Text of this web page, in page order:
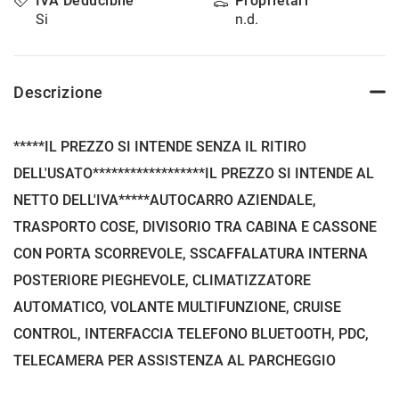
Si
n.d.
Descrizione
*****IL PREZZO SI INTENDE SENZA IL RITIRO
DELL'USATO******************IL PREZZO SI INTENDE AL
NETTO DELL'IVA*****AUTOCARRO AZIENDALE,
TRASPORTO COSE, DIVISORIO TRA CABINA E CASSONE
CON PORTA SCORREVOLE, SSCAFFALATURA INTERNA
POSTERIORE PIEGHEVOLE, CLIMATIZZATORE
AUTOMATICO, VOLANTE MULTIFUNZIONE, CRUISE
CONTROL, INTERFACCIA TELEFONO BLUETOOTH, PDC,
TELECAMERA PER ASSISTENZA AL PARCHEGGIO